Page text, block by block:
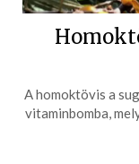
A homoktövis a
vitaminbomba,